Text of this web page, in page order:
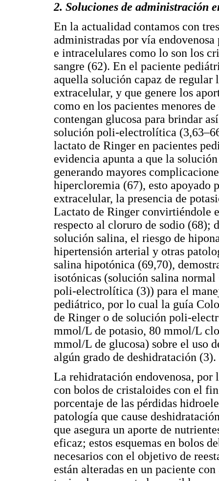
2. Soluciones de administración
En la actualidad contamos con
administradas por vía
e intracelulares como lo son los
sangre (62). En el paciente
aquella solución capaz de
extracelular, y que genere los
como en los pacientes menores
contengan glucosa para brindar
solución poli-electrolítica
lactato de Ringer en pacientes
evidencia apunta a que la
generando mayores
hipercloremia (67), esto apoyado
extracelular, la presencia de
Lactato de Ringer convirtiéndole
respecto al cloruro de sodio (68);
solución salina, el riesgo de
hipertensión arterial y otras
salina hipotónica (69,70),
isotónicas (solución salina
poli-electrolítica (3)) para el
pediátrico, por lo cual la guía
de Ringer o de solución poli-
mmol/L de potasio, 80 mmol/L
mmol/L de glucosa) sobre el uso
algún grado de deshidratación (3).
La rehidratación endovenosa,
con bolos de cristaloides con el
porcentaje de las pérdidas
patología que cause
que asegura un aporte de
eficaz; estos esquemas en bolos
necesarios con el objetivo de
están alteradas en un paciente